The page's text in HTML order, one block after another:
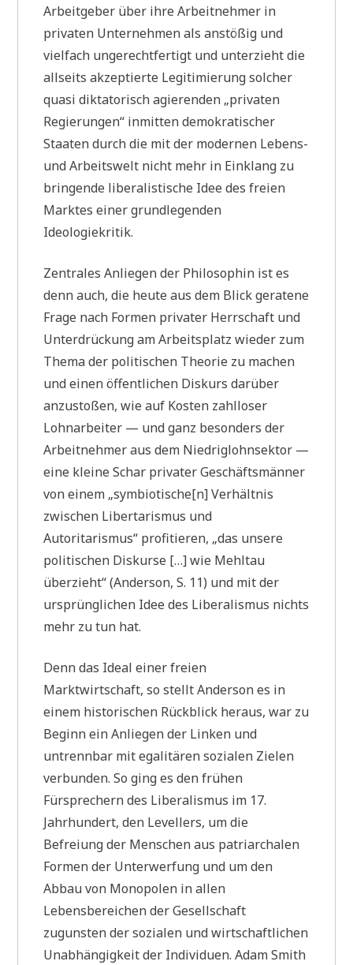
Arbeitgeber über ihre Arbeitnehmer in
privaten Unternehmen als anstößig und
vielfach ungerechtfertigt und unterzieht die
allseits akzeptierte Legitimierung solcher
quasi diktatorisch agierenden „privaten
Regierungen“ inmitten demokratischer
Staaten durch die mit der modernen Lebens-
und Arbeitswelt nicht mehr in Einklang zu
bringende liberalistische Idee des freien
Marktes einer grundlegenden
Ideologiekritik.
Zentrales Anliegen der Philosophin ist es
denn auch, die heute aus dem Blick geratene
Frage nach Formen privater Herrschaft und
Unterdrückung am Arbeitsplatz wieder zum
Thema der politischen Theorie zu machen
und einen öffentlichen Diskurs darüber
anzustoßen, wie auf Kosten zahlloser
Lohnarbeiter — und ganz besonders der
Arbeitnehmer aus dem Niedriglohnsektor —
eine kleine Schar privater Geschäftsmänner
von einem „symbiotische[n] Verhältnis
zwischen Libertarismus und
Autoritarismus“ profitieren, „das unsere
politischen Diskurse […] wie Mehltau
überzieht“ (Anderson, S. 11) und mit der
ursprünglichen Idee des Liberalismus nichts
mehr zu tun hat.
Denn das Ideal einer freien
Marktwirtschaft, so stellt Anderson es in
einem historischen Rückblick heraus, war zu
Beginn ein Anliegen der Linken und
untrennbar mit egalitären sozialen Zielen
verbunden. So ging es den frühen
Fürsprechern des Liberalismus im 17.
Jahrhundert, den Levellers, um die
Befreiung der Menschen aus patriarchalen
Formen der Unterwerfung und um den
Abbau von Monopolen in allen
Lebensbereichen der Gesellschaft
zugunsten der sozialen und wirtschaftlichen
Unabhängigkeit der Individuen. Adam Smith